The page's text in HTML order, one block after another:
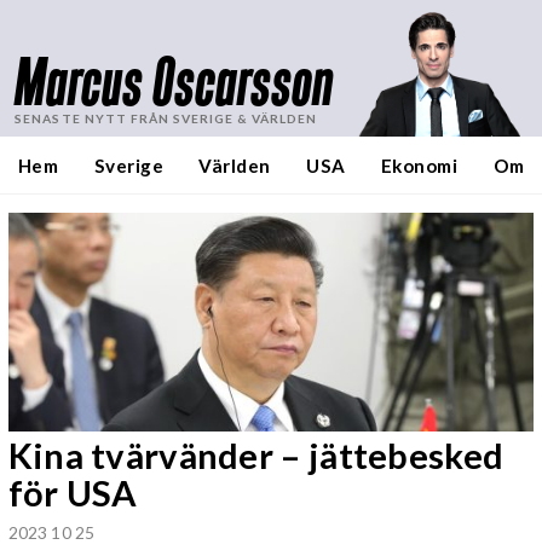
Marcus Oscarsson
SENASTE NYTT FRÅN SVERIGE & VÄRLDEN
Hem Sverige Världen USA Ekonomi Om
Kina tvärvänder – jättebesked
för USA
2023 10 25